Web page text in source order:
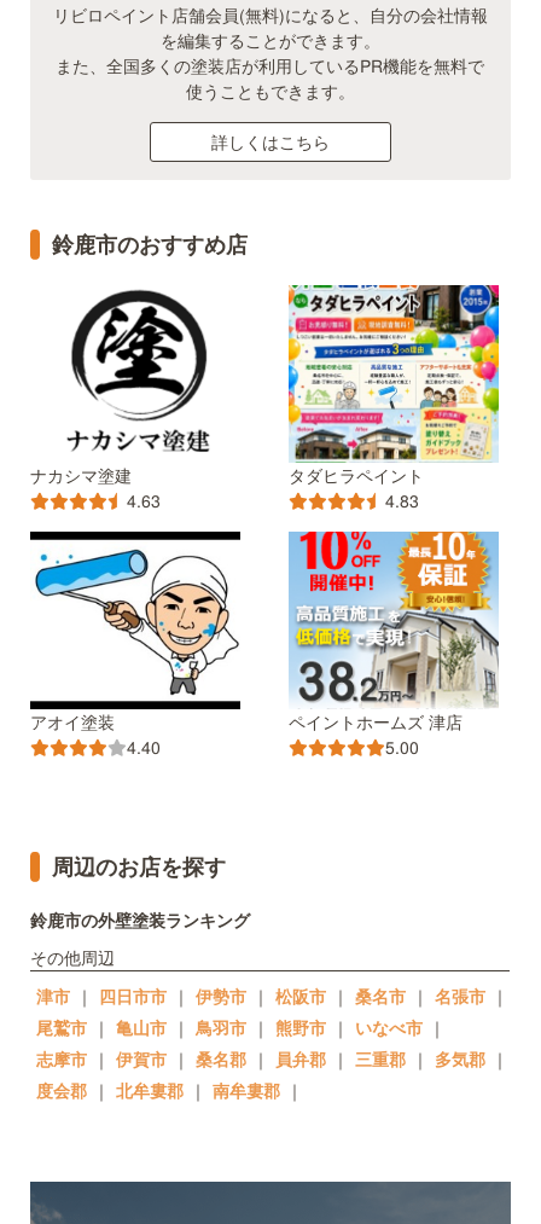
リビロペイント店舗会員(無料)になると、自分の会社情報
を編集することができます。
また、全国多くの塗装店が利用しているPR機能を無料で
使うこともできます。
詳しくはこちら
鈴鹿市のおすすめ店
ナカシマ塗建
4.63
タダヒラペイント
4.83
アオイ塗装
4.40
ペイントホームズ 津店
5.00
周辺のお店を探す
鈴鹿市の外壁塗装ランキング
その他周辺
津市 ｜ 四日市市 ｜ 伊勢市 ｜ 松阪市 ｜ 桑名市 ｜ 名張市 ｜
尾鷲市 ｜ 亀山市 ｜ 鳥羽市 ｜ 熊野市 ｜ いなべ市 ｜
志摩市 ｜ 伊賀市 ｜ 桑名郡 ｜ 員弁郡 ｜ 三重郡 ｜ 多気郡 ｜
度会郡 ｜ 北牟婁郡 ｜ 南牟婁郡 ｜